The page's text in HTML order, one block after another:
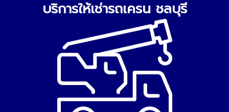
บริการให้เช่ารถเครน ชลบุรี